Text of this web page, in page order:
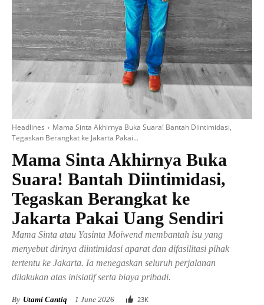
Headlines
Mama Sinta Akhirnya Buka Suara! Bantah Diintimidasi,
Tegaskan Berangkat ke Jakarta Pakai...
Mama Sinta Akhirnya Buka
Suara! Bantah Diintimidasi,
Tegaskan Berangkat ke
Jakarta Pakai Uang Sendiri
Mama Sinta atau Yasinta Moiwend membantah isu yang
menyebut dirinya diintimidasi aparat dan difasilitasi pihak
tertentu ke Jakarta. Ia menegaskan seluruh perjalanan
dilakukan atas inisiatif serta biaya pribadi.
By Utami Cantiq 1 June 2026 23K